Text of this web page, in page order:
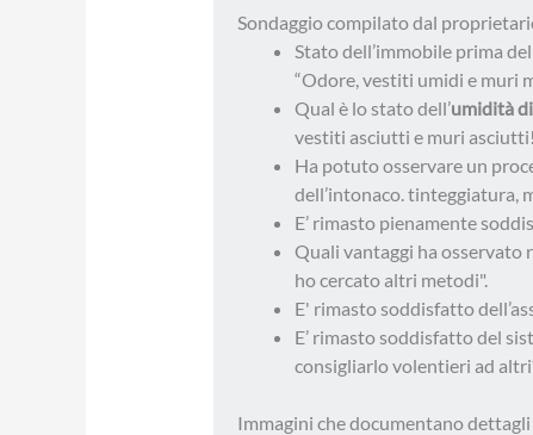
Sondaggio compilato dal
Stato dell’immobile prima
“Odore, vestiti umidi e muri
Qual è lo stato dell’umidità
vestiti asciutti e muri
Ha potuto osservare un
dell’intonaco. tinteggiatura,
E’ rimasto pienamente
Quali vantaggi ha osservato
ho cercato altri metodi".
E' rimasto soddisfatto
E’ rimasto soddisfatto del
consigliarlo volentieri ad
Immagini che documentano